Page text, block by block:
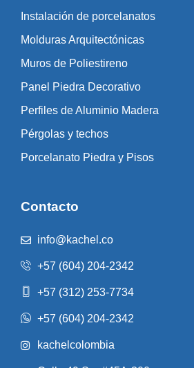
Instalación de porcelanatos
Molduras Arquitectónicas
Muros de Poliestireno
Panel Piedra Decorativo
Perfiles de Aluminio Madera
Pérgolas y techos
Porcelanato Piedra y Pisos
Contacto
info@kachel.co
+57 (604) 204-2342
+57 (312) 253-7734
+57 (604) 204-2342
kachelcolombia